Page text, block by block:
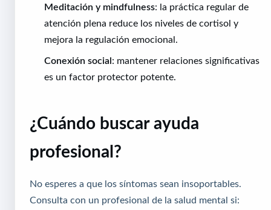
Meditación y mindfulness: la práctica regular de
atención plena reduce los niveles de cortisol y
mejora la regulación emocional.
Conexión social: mantener relaciones significativas
es un factor protector potente.
¿Cuándo buscar ayuda
profesional?
No esperes a que los síntomas sean insoportables.
Consulta con un profesional de la salud mental si: